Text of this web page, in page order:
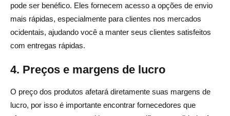
pode ser benéfico. Eles fornecem acesso a opções de envio
mais rápidas, especialmente para clientes nos mercados
ocidentais, ajudando você a manter seus clientes satisfeitos
com entregas rápidas.
4. Preços e margens de lucro
O preço dos produtos afetará diretamente suas margens de
lucro, por isso é importante encontrar fornecedores que